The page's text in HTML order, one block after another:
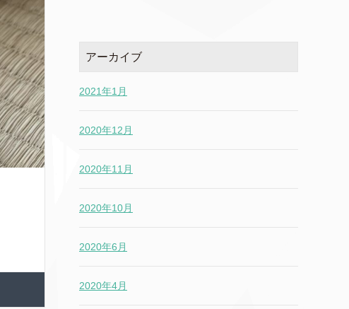
アーカイブ
2021年1月
2020年12月
2020年11月
2020年10月
2020年6月
2020年4月